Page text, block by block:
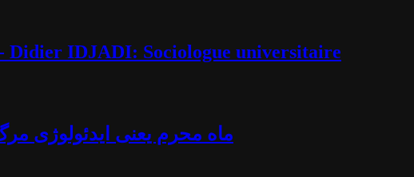
Didier IDJADI: Sociologue universitaire
ماه محرم یعنی ایدئولوژی